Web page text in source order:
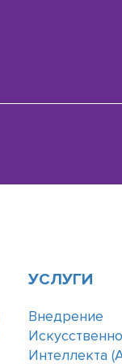
УСЛУГИ
Внедрение
Интеллекта